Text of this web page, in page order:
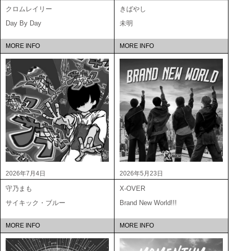
クロムレイリー
Day By Day
MORE INFO
きばやし
未明
MORE INFO
2026年7月4日
守乃まも
サイキック・ブルー
MORE INFO
2026年5月23日
X-OVER
Brand New World!!!
MORE INFO